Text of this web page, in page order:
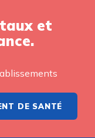
et
DE SANTÉ